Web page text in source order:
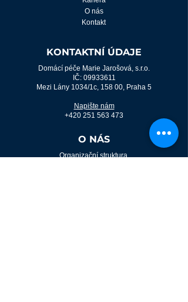
O nás
Kontakt
KONTAKTNÍ ÚDAJE
Domácí péče Marie Jarošová, s.r.o.
IČ: 09933611
Mezi Lány 1034/1c, 158 00, Praha 5
Napište nám
+420 251 563 473
O NÁS
Organizační struktura